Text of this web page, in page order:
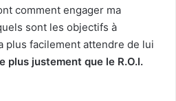
comment engager ma
sont les objectifs à
plus facilement attendre de lui
plus justement que le R.O.I.